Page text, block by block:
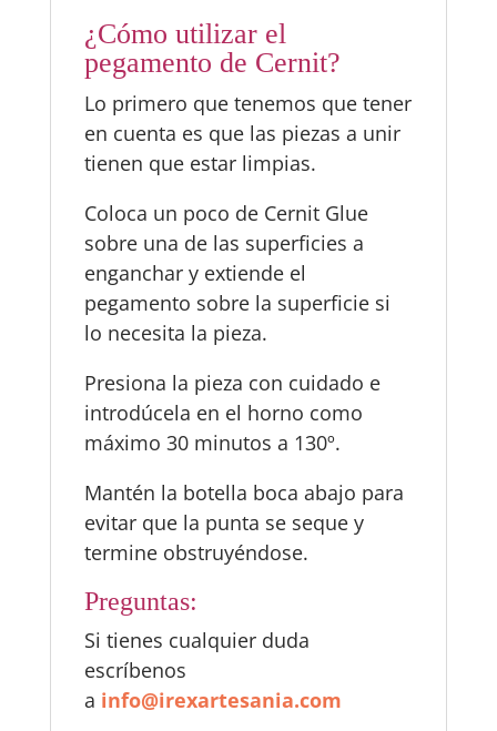
¿Cómo utilizar el
pegamento de Cernit?
Lo primero que tenemos que tener
en cuenta es que las piezas a unir
tienen que estar limpias.
Coloca un poco de Cernit Glue
sobre una de las superficies a
enganchar y extiende el
pegamento sobre la superficie si
lo necesita la pieza.
Presiona la pieza con cuidado e
introdúcela en el horno como
máximo 30 minutos a 130º.
Mantén la botella boca abajo para
evitar que la punta se seque y
termine obstruyéndose.
Preguntas:
Si tienes cualquier duda
escríbenos
a info@irexartesania.com